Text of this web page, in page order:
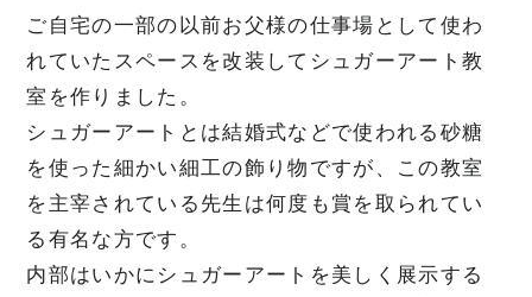
ご自宅の一部の以前お父様の仕事場として使わ
れていたスペースを改装してシュガーアート教
室を作りました。
シュガーアートとは結婚式などで使われる砂糖
を使った細かい細工の飾り物ですが、この教室
を主宰されている先生は何度も賞を取られてい
る有名な方です。
内部はいかにシュガーアートを美しく展示する
MODEL HOUSE モデルハウスのご案内
CONTACT お問合せ
瀧川建築デザイン事務所